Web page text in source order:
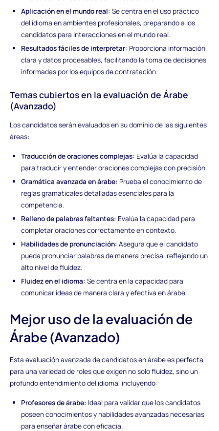
Aplicación en el mundo real: Se centra en el uso práctico
del idioma en ambientes profesionales, preparando a los
candidatos para interacciones en el mundo real.
Resultados fáciles de interpretar: Proporciona información
clara y datos procesables, facilitando la toma de decisiones
informadas por los equipos de contratación.
Temas cubiertos en la evaluación de Árabe
(Avanzado)
Los candidatos serán evaluados en su dominio de las siguientes
áreas:
Traducción de oraciones complejas: Evalúa la capacidad
para traducir y entender oraciones complejas con precisión.
Gramática avanzada en árabe: Prueba el conocimiento de
reglas gramaticales detalladas esenciales para la
competencia.
Relleno de palabras faltantes: Evalúa la capacidad para
completar oraciones correctamente en contexto.
Habilidades de pronunciación: Asegura que el candidato
pueda pronunciar palabras de manera precisa, reflejando un
alto nivel de fluidez.
Fluidez en el idioma: Se centra en la capacidad para
comunicar ideas de manera clara y efectiva en árabe.
Mejor uso de la evaluación de
Árabe (Avanzado)
Esta evaluación avanzada de candidatos en árabe es perfecta
para una variedad de roles que exigen no solo fluidez, sino un
profundo entendimiento del idioma, incluyendo:
Profesores de árabe: Ideal para validar que los candidatos
poseen conocimientos y habilidades avanzadas necesarias
para enseñar árabe con eficacia.